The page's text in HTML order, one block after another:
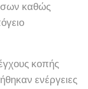
καθώς
κοπής
ενέργειες